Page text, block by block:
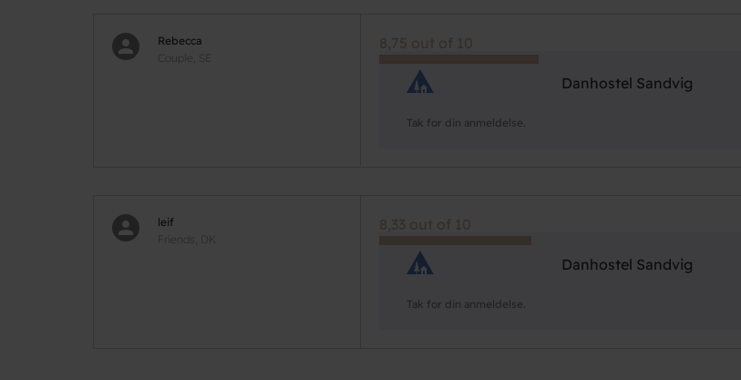
Rebecca
Couple, SE
8,75 out of 10
Danhostel Sandvig
Tak for din anmeldelse.
leif
Friends, DK
8,33 out of 10
Danhostel Sandvig
Tak for din anmeldelse.